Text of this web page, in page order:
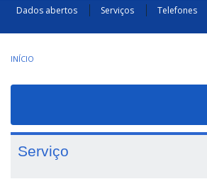
Dados abertos Serviços Telefones
INÍCIO
Serviço